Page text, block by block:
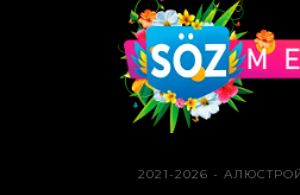
2021-2026 -